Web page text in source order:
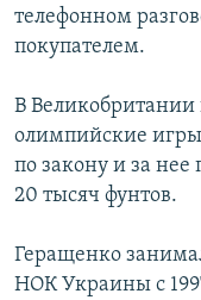
телефонном
покупателем.
В Великобритании
олимпийские
по закону и за
20 тысяч фунтов.
Геращенко
НОК Украины с